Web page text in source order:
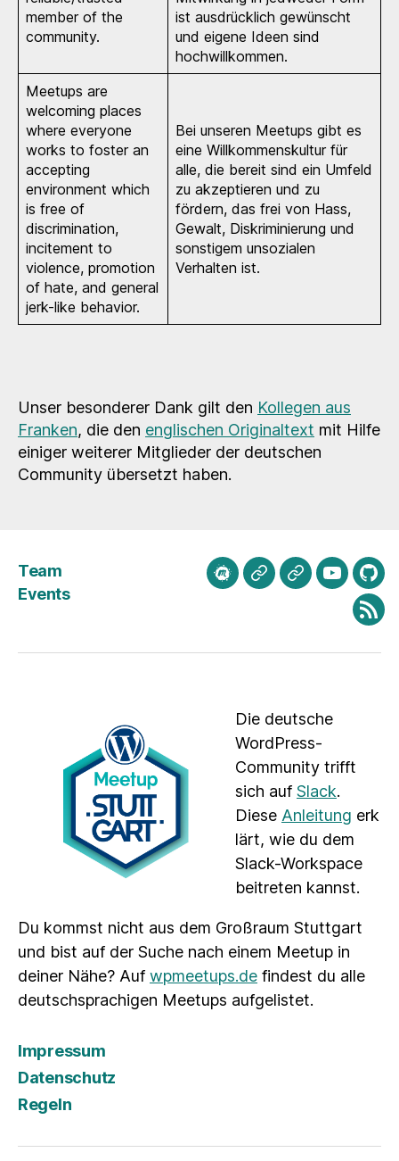
member of the
community.
ist ausdrücklich gewünscht
und eigene Ideen sind
hochwillkommen.
Meetups are
welcoming places
where everyone
works to foster an
accepting
environment which
is free of
discrimination,
incitement to
violence, promotion
of hate, and general
jerk-like behavior.
Bei unseren Meetups gibt es
eine Willkommenskultur für
alle, die bereit sind ein Umfeld
zu akzeptieren und zu
fördern, das frei von Hass,
Gewalt, Diskriminierung und
sonstigem unsozialen
Verhalten ist.
Unser besonderer Dank gilt den Kollegen aus
Franken, die den englischen Originaltext mit Hilfe
einiger weiterer Mitglieder der deutschen
Community übersetzt haben.
Team
Events
meetup.com
Mastodon
BlueskyYoutube
Die deutsche
WordPress-
Community trifft
sich auf Slack.
Diese Anleitung erk
lärt, wie du dem
Slack-Workspace
beitreten kannst.
Du kommst nicht aus dem Großraum Stuttgart
und bist auf der Suche nach einem Meetup in
deiner Nähe? Auf wpmeetups.de findest du alle
deutschsprachigen Meetups aufgelistet.
Impressum
Datenschutz
Regeln